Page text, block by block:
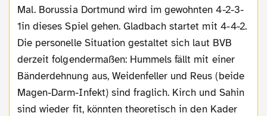
Mal. Borussia Dortmund wird im gewohnten 4-2-3-
1in dieses Spiel gehen. Gladbach startet mit 4-4-2.
Die personelle Situation gestaltet sich laut BVB
derzeit folgendermaßen: Hummels fällt mit einer
Bänderdehnung aus, Weidenfeller und Reus (beide
Magen-Darm-Infekt) sind fraglich. Kirch und Sahin
sind wieder fit, könnten theoretisch in den Kader